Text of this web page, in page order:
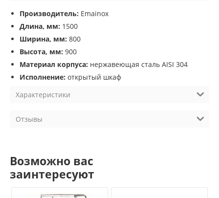
Производитель: Emainox
Длина, мм: 1500
Ширина, мм: 800
Высота, мм: 900
Материал корпуса: нержавеющая сталь AISI 304
Исполнение: открытый шкаф
Характеристики
Отзывы
Возможно вас
заинтересуют